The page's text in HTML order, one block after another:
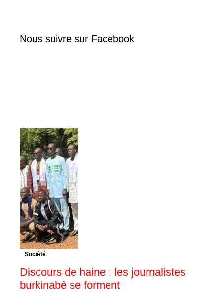
Nous suivre sur Facebook
Société
Discours de haine : les journalistes
burkinabè se forment